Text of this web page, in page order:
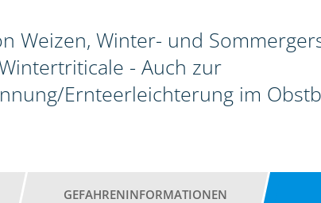
Weizen, Winter- und
- Auch zur
Ernteerleichterung im
GEFAHRENINFORMATIONEN